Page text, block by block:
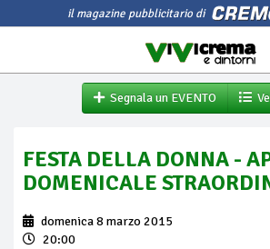
il magazine pubblicitario di
Segnala un EVENTO
FESTA DELLA DONNA -
DOMENICALE
domenica 8 marzo 2015
20:00